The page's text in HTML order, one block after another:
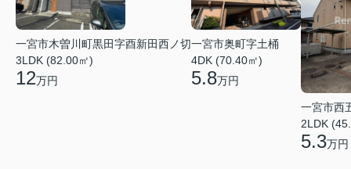
一宮市木曽川町黒田字酉新田西ノ切
3LDK (82.00㎡)
12万円
一宮市奥町字土桶
4DK (70.40㎡)
5.8万円
一宮市西
2LDK
5.3万円